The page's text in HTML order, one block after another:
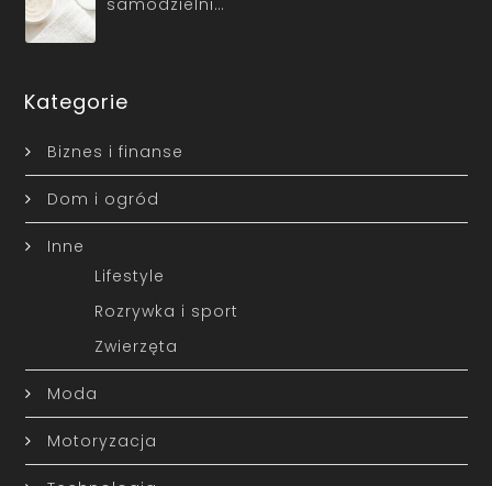
Kategorie
Biznes i finanse
Dom i ogród
Inne
Lifestyle
Rozrywka i sport
Zwierzęta
Moda
Motoryzacja